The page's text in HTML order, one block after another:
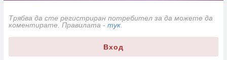
Трябва да сте регистриран потребител за да можете да
коментирате. Правилата - тук
Вход